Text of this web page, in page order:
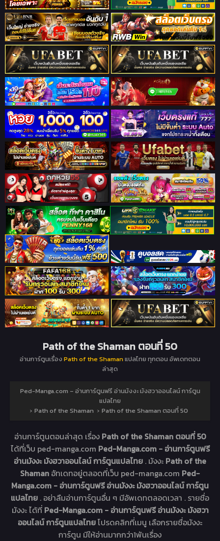
Path of the Shaman ตอนที่ 50
อ่านการ์ตูนเรื่อง Path of the Shamanแปลไทย ทุกตอน อัพเดทตอน
ล่าสุด
Ped-Manga.com – อ่านการ์ตูนฟรี อ่านมังงะ มังฮวาออนไลน์ การ์ตูน
แปลไทย
› Path of the Shaman › Path of the Shaman ตอนที่ 50
อ่านการ์ตูนตอนล่าสุด เรื่อง Path of the Shaman ตอนที่ 50
ได้ที่เว็บ ped-manga.com Ped-Manga.com - อ่านการ์ตูนฟรี
อ่านมังงะ มังฮวาออนไลน์ การ์ตูนแปลไทย . มังงะ Path of the
Shaman อัทเดทอยู่ตลอดที่เว็บ ped-manga.com Ped-
Manga.com - อ่านการ์ตูนฟรี อ่านมังงะ มังฮวาออนไลน์ การ์ตูน
แปลไทย . อย่าลืมอ่านการ์ตูนอื่น ๆ มีอัพเดทตลอดเวลา . รายชื่อ
มังงะ ได้ที่ Ped-Manga.com - อ่านการ์ตูนฟรี อ่านมังงะ มังฮวา
ออนไลน์ การ์ตูนแปลไทยโปรดคลิกที่เมนู เลือกรายชื่อมังงะ
การ์ตูน มีให้อ่านมากกว่า1พันเรื่อง